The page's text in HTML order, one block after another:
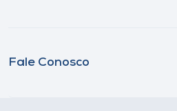
Fale Conosco